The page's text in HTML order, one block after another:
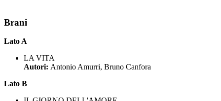
Brani
Lato A
LA VITA
Autori: Antonio Amurri, Bruno Canfora
Lato B